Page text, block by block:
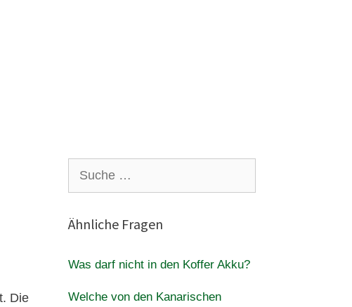
Die
nach:
Ähnliche Fragen
Was darf nicht in den Koffer Akku?
Welche von den Kanarischen